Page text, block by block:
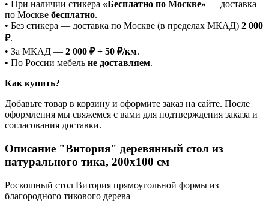
• При наличии стикера «Бесплатно по Москве» — доставка
по Москве бесплатно.
• Без стикера — доставка по Москве (в пределах МКАД) 2 000
₽.
• За МКАД — 2 000 ₽ + 50 ₽/км.
• По России мебель не доставляем.
Как купить?
Добавьте товар в корзину и оформите заказ на сайте. После
оформления мы свяжемся с вами для подтверждения заказа и
согласования доставки.
Описание "Витория" деревянный стол из
натурального тика, 200х100 см
Роскошный стол Витория прямоугольной формы из
благородного тикового дерева